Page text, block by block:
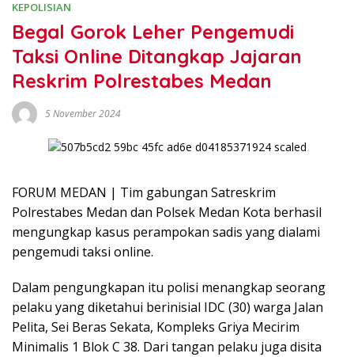
KEPOLISIAN
Begal Gorok Leher Pengemudi
Taksi Online Ditangkap Jajaran
Reskrim Polrestabes Medan
5 November 2024
FORUM MEDAN | Tim gabungan Satreskrim
Polrestabes Medan dan Polsek Medan Kota berhasil
mengungkap kasus perampokan sadis yang dialami
pengemudi taksi online.
Dalam pengungkapan itu polisi menangkap seorang
pelaku yang diketahui berinisial IDC (30) warga Jalan
Pelita, Sei Beras Sekata, Kompleks Griya Mecirim
Minimalis 1 Blok C 38. Dari tangan pelaku juga disita